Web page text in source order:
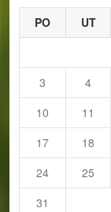
PO UT
3
4
10
11
17
18
24
25
31